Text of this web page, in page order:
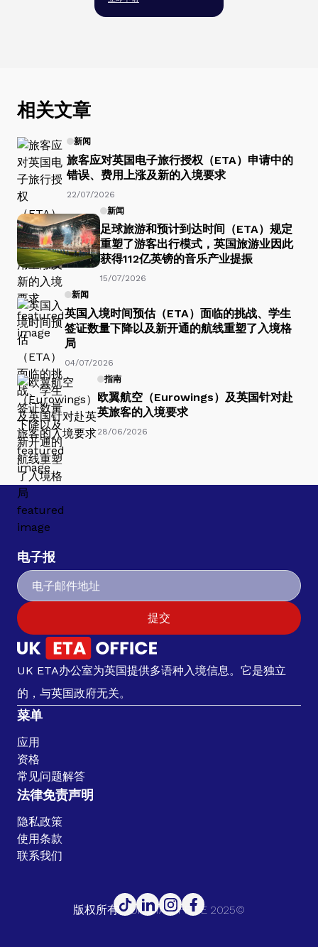
相关文章
新闻
旅客应对英国电子旅行授权（ETA）申请中的
错误、费用上涨及新的入境要求
22/07/2026
新闻
足球旅游和预计到达时间（ETA）规定
重塑了游客出行模式，英国旅游业因此
获得112亿英镑的音乐产业提振
15/07/2026
新闻
英国入境时间预估（ETA）面临的挑战、学生
签证数量下降以及新开通的航线重塑了入境格
局
04/07/2026
指南
欧翼航空（Eurowings）及英国针对赴
英旅客的入境要求
28/06/2026
电子报
提交
UK ETA办公室为英国提供多语种入境信息。它是独立
的，与英国政府无关。
菜单
应用
资格
常见问题解答
法律免责声明
隐私政策
使用条款
联系我们
版权所有。UK ETA OFFICE 2025©